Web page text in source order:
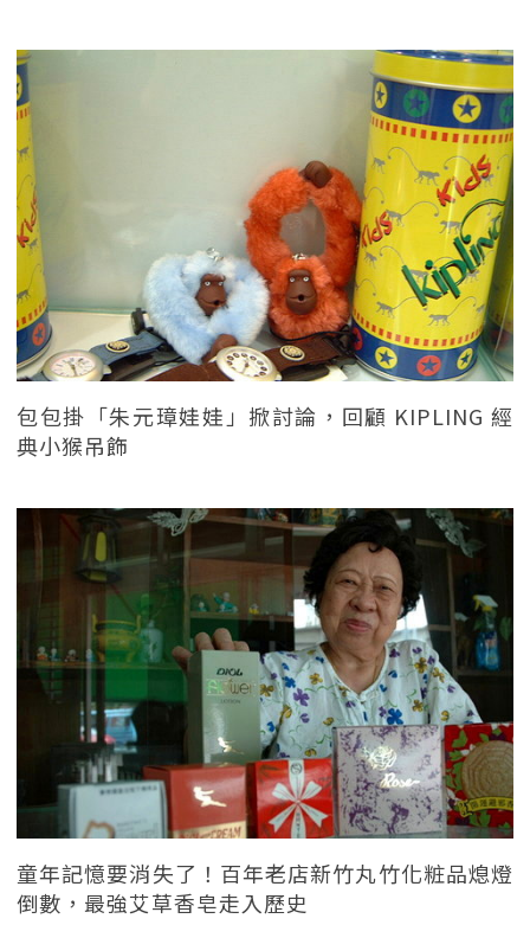
包包掛「朱元璋娃娃」掀討論，回顧 KIPLING 經
典小猴吊飾
童年記憶要消失了！百年老店新竹丸竹化粧品熄燈
倒數，最強艾草香皂走入歷史